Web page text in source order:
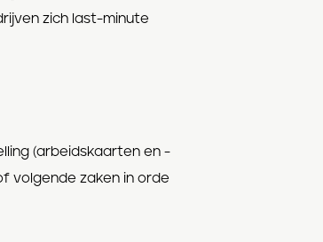
zich last-minute
(arbeidskaarten en -
volgende zaken in orde